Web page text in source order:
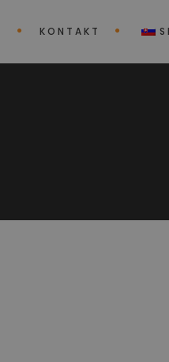
KONTAKT